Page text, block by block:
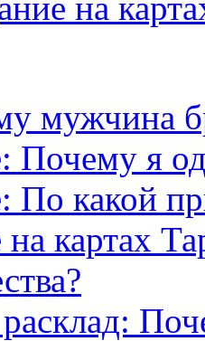
мужчина
Почему я
По какой
на картах